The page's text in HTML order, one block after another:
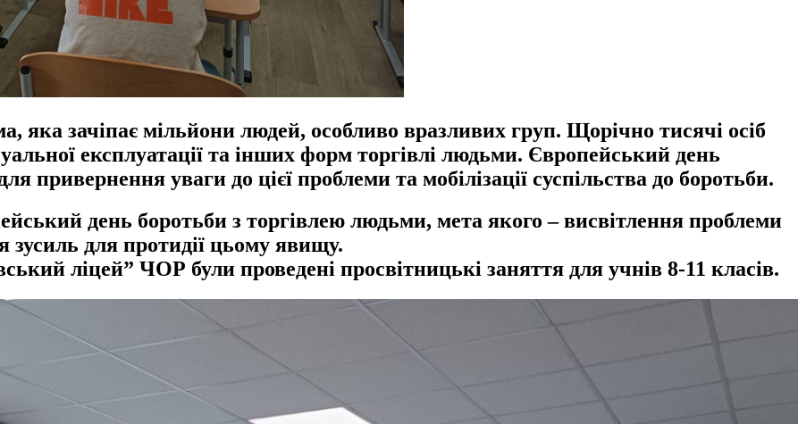
яка зачіпає мільйони людей, особливо вразливих груп. Щорічно тисячі осіб
експлуатації та інших форм торгівлі людьми. Європейський день
привернення уваги до цієї проблеми та мобілізації суспільства до боротьби.
день боротьби з торгівлею людьми, мета якого – висвітлення проблеми
зусиль для протидії цьому явищу.
ліцей” ЧОР були проведені просвітницькі заняття для учнів 8-11 класів.